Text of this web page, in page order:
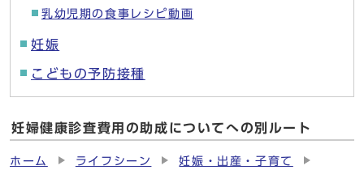
乳幼児期の食事レシピ動画
妊娠
こどもの予防接種
妊婦健康診査費用の助成についてへの別ルート
ホーム ライフシーン
妊娠・出産・子育て